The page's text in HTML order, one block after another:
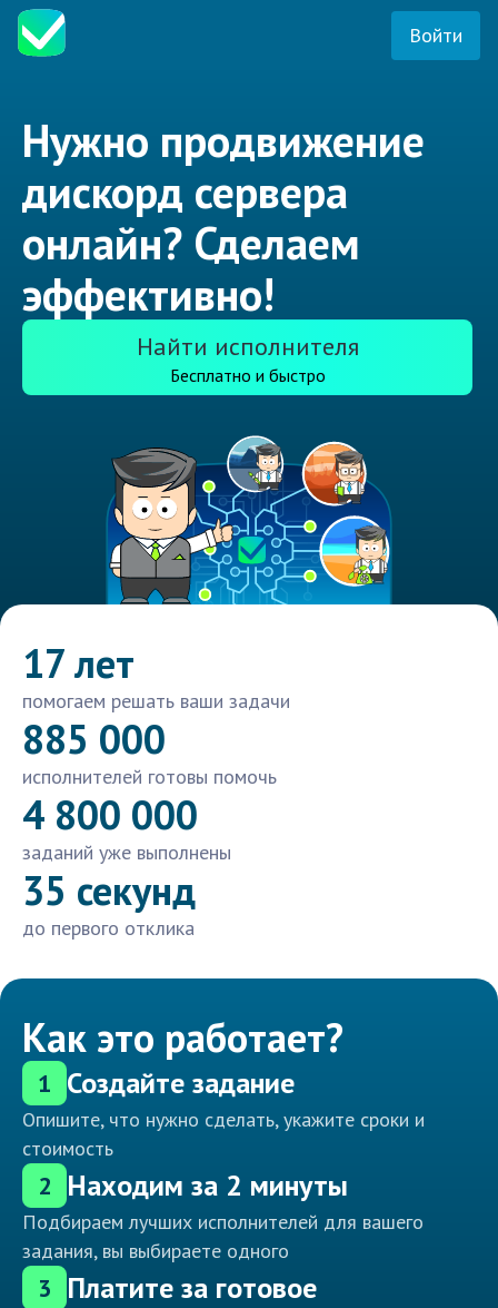
Войти
Нужно продвижение
дискорд сервера
онлайн? Сделаем
эффективно!
Найти исполнителя
Бесплатно и быстро
17 лет
помогаем решать ваши задачи
885 000
исполнителей готовы помочь
4 800 000
заданий уже выполнены
35 секунд
до первого отклика
Как это работает?
1 Создайте задание
Опишите, что нужно сделать, укажите сроки и
стоимость
2 Находим за 2 минуты
Подбираем лучших исполнителей для вашего
задания, вы выбираете одного
3 Платите за готовое